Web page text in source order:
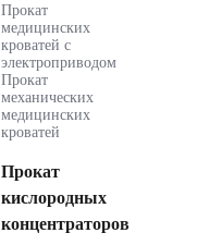
Прокат
медицинских
кроватей с
электроприводом
Прокат
механических
медицинских
кроватей
Прокат
кислородных
концентраторов